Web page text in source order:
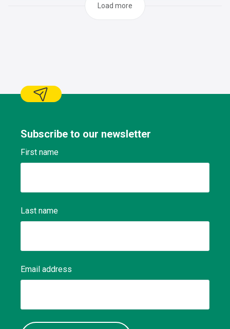
Load more
Subscribe to our newsletter
First name
Last name
Email address